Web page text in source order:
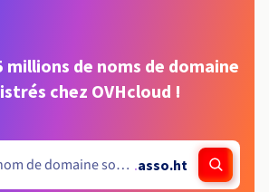
millions de noms de domaine
chez OVHcloud !
.asso.ht